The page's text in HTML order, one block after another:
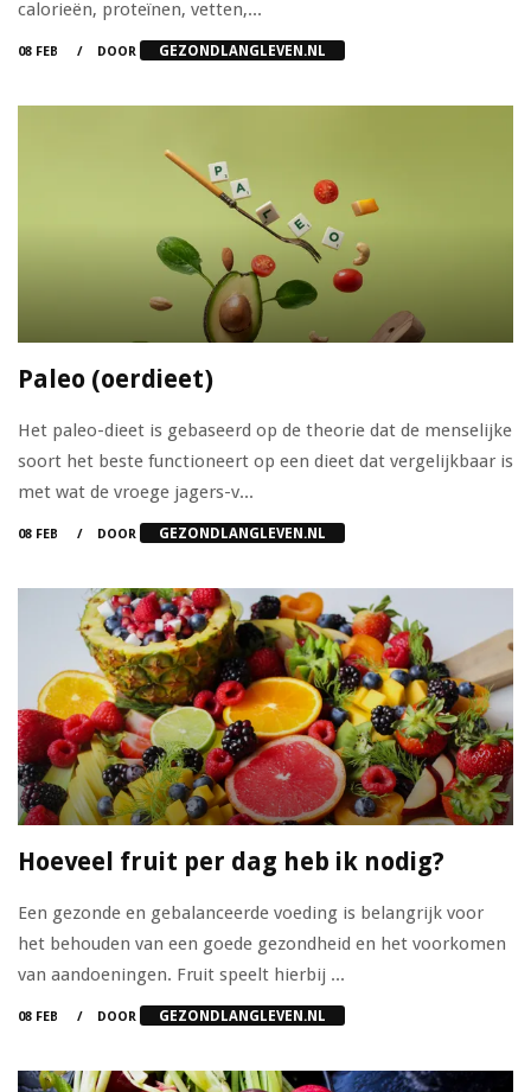
calorieën, proteïnen, vetten,...
08 FEB DOOR GEZONDLANGLEVEN.NL
Paleo (oerdieet)
Het paleo-dieet is gebaseerd op de theorie dat de menselijke
soort het beste functioneert op een dieet dat vergelijkbaar is
met wat de vroege jagers-v...
08 FEB DOOR GEZONDLANGLEVEN.NL
Hoeveel fruit per dag heb ik nodig?
Een gezonde en gebalanceerde voeding is belangrijk voor
het behouden van een goede gezondheid en het voorkomen
van aandoeningen. Fruit speelt hierbij ...
08 FEB DOOR GEZONDLANGLEVEN.NL